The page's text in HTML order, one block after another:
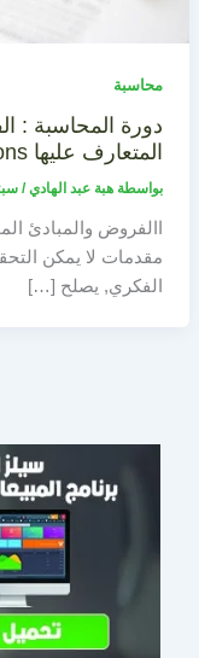
محاسبة
دورة المحاسبة :
المتعارف عليها Accounting Assumptions
بواسطة هبة عبد الهادي/
االفروض والمبادئ
مقدمات لا يمكن
الفكري, يصلح […]